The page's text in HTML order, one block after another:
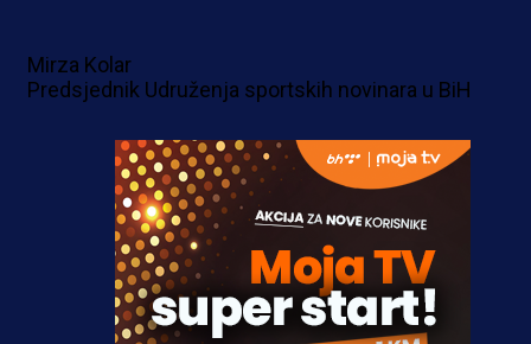
Mirza Kolar
Predsjednik Udruženja sportskih novinara u BiH